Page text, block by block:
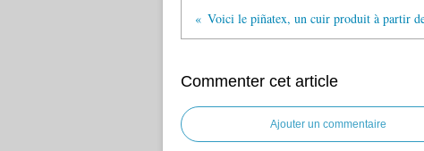
Commenter cet article
Ajouter un commentaire